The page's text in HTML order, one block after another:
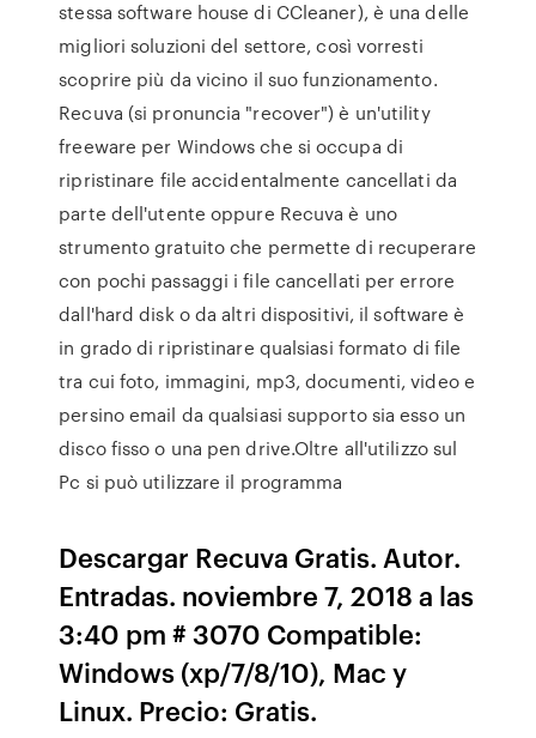
stessa software house di CCleaner), è una delle
migliori soluzioni del settore, così vorresti
scoprire più da vicino il suo funzionamento.
Recuva (si pronuncia "recover") è un'utility
freeware per Windows che si occupa di
ripristinare file accidentalmente cancellati da
parte dell'utente oppure Recuva è uno
strumento gratuito che permette di recuperare
con pochi passaggi i file cancellati per errore
dall'hard disk o da altri dispositivi, il software è
in grado di ripristinare qualsiasi formato di file
tra cui foto, immagini, mp3, documenti, video e
persino email da qualsiasi supporto sia esso un
disco fisso o una pen drive.Oltre all'utilizzo sul
Pc si può utilizzare il programma
Descargar Recuva Gratis. Autor.
Entradas. noviembre 7, 2018 a las
3:40 pm # 3070 Compatible:
Windows (xp/7/8/10), Mac y
Linux. Precio: Gratis.